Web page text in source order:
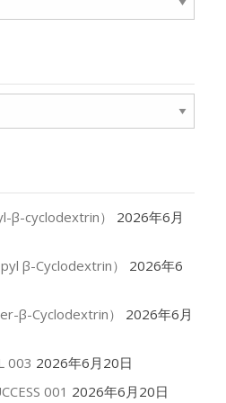
β-cyclodextrin）
2026年6月
β-Cyclodextrin）
2026年6
β-Cyclodextrin）
2026年6月
003 2026年6月20日
001 2026年6月20日